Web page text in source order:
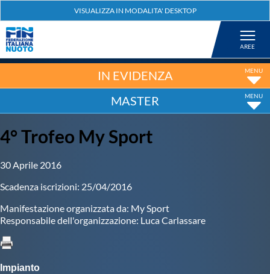
Nuoto
Tuffi
Fondo
IN EVIDENZA
MASTER
4° Trofeo My Sport
30 Aprile 2016
Scadenza iscrizioni: 25/04/2016
Manifestazione organizzata da: My Sport
Responsabile dell'organizzazione: Luca Carlassare
Impianto